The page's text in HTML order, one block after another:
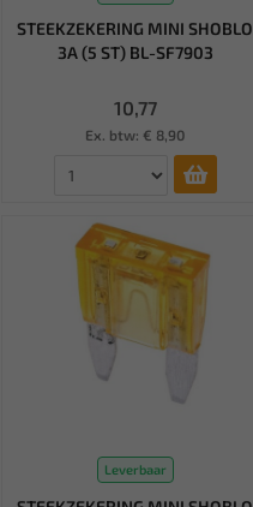
STEEKZEKERING MINI SHOBLO
3A (5 ST) BL-SF7903
10,77
Ex. btw: € 8,90
Leverbaar